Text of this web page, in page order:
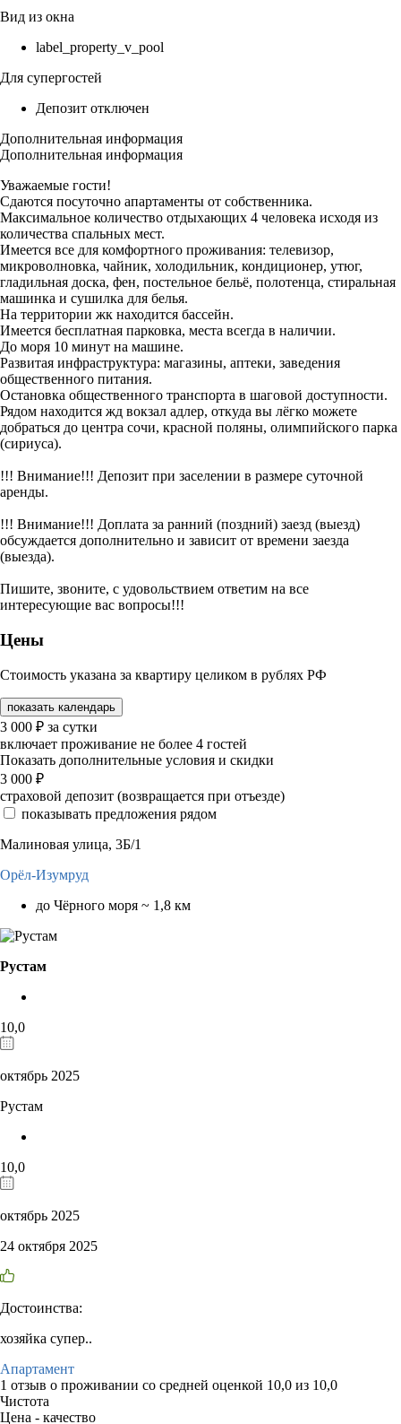
Вид из окна
label_property_v_pool
Для супергостей
Депозит отключен
Дополнительная информация
Дополнительная информация
Уважаемые гости!
Сдаются посуточно апартаменты от собственника.
Максимальное количество отдыхающих 4 человека исходя из
количества спальных мест.
Имеется все для комфортного проживания: телевизор,
микроволновка, чайник, холодильник, кондиционер, утюг,
гладильная доска, фен, постельное бельё, полотенца, стиральная
машинка и сушилка для белья.
На территории жк находится бассейн.
Имеется бесплатная парковка, места всегда в наличии.
До моря 10 минут на машине.
Развитая инфраструктура: магазины, аптеки, заведения
общественного питания.
Остановка общественного транспорта в шаговой доступности.
Рядом находится жд вокзал адлер, откуда вы лёгко можете
добраться до центра сочи, красной поляны, олимпийского парка
(сириуса).
!!! Внимание!!! Депозит при заселении в размере суточной
аренды.
!!! Внимание!!! Доплата за ранний (поздний) заезд (выезд)
обсуждается дополнительно и зависит от времени заезда
(выезда).
Пишите, звоните, с удовольствием ответим на все
интересующие вас вопросы!!!
Цены
Стоимость указана за квартиру целиком в рублях РФ
показать календарь
3 000 ₽ за сутки
включает проживание не более 4 гостей
Показать дополнительные условия и скидки
3 000 ₽
страховой депозит (возвращается при отъезде)
показывать предложения рядом
Малиновая улица, 3Б/1
Орёл-Изумруд
до Чёрного моря ~ 1,8 км
Рустам
10,0
октябрь 2025
Рустам
10,0
октябрь 2025
24 октября 2025
Достоинства:
хозяйка супер..
Апартамент
1 отзыв о проживании со средней оценкой 10,0 из 10,0
Чистота
Цена - качество